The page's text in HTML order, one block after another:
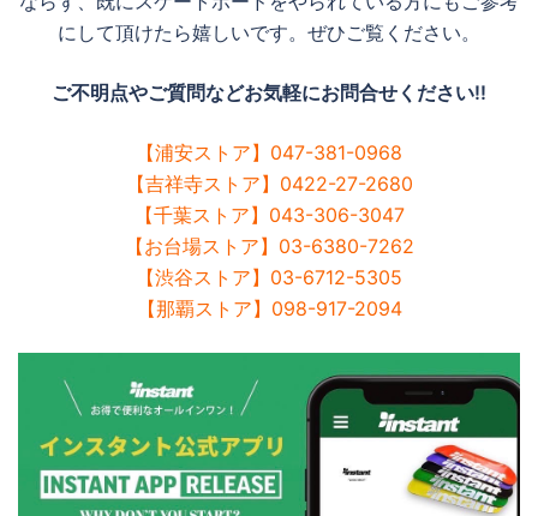
にして頂けたら嬉しいです。ぜひご覧ください。
ご不明点やご質問などお気軽にお問合せください!!
【浦安ストア】047-381-0968
【吉祥寺ストア】0422-27-2680
【千葉ストア】043-306-3047
【お台場ストア】03-6380-7262
【渋谷ストア】03-6712-5305
【那覇ストア】098-917-2094